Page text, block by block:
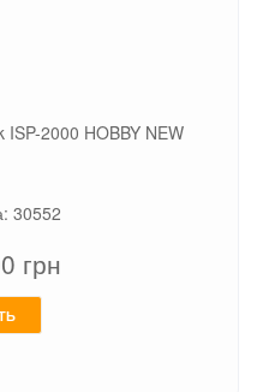
2000 HOBBY NEW
30552
грн